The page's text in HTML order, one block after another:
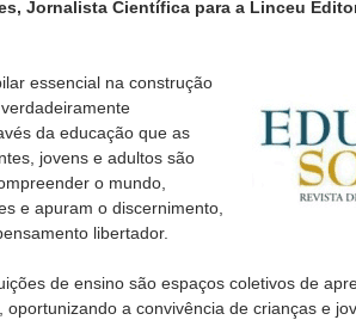
Jornalista Científica para a Linceu
essencial na construção
da educação que as
jovens e adultos são
o mundo,
e apuram o discernimento,
libertador.
de ensino são espaços coletivos de
oportunizando a convivência de crianças e